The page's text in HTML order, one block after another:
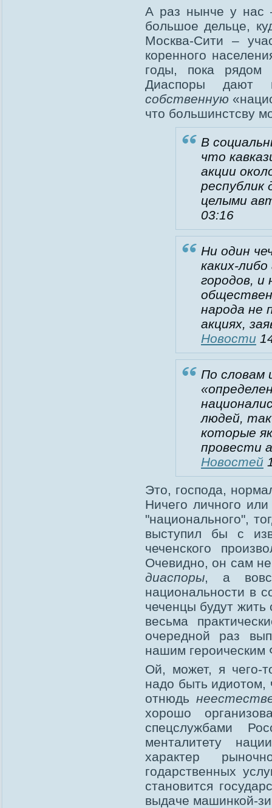
А раз нынче у нас
большое дельце,
Москва-Сити –
коренного
годы, пока рядом
Диаспоры дают
собственную
что большинстсву
В
что
акции
республик
целыми
03:16
Ни один
каких-
городов, и
народа не
акциях,
Новости
По словам
людей, так
которые
провести
Новостей
Это, господа,
Ничего личного
"национального",
выступил бы с
чеченского
Очевидно, он сам не
диаспоры, а
национальности в
чеченцы будут
весьма
очередной раз
нашим
Ой, может, я чего-
надо быть
отнюдь
хорошо
спецслужбами
менталитету
характер
годарственных
становится
выдаче машинкой-